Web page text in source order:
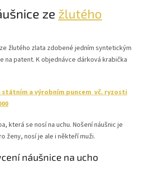
ze žlutého
žlutého zlata zdobené jedním syntetickým
na patent. K objednávce dárková krabička
státním a výrobním puncem vč. ryzosti
která se nosí na uchu. Nošení náušnic je
ženy, nosí je ale i někteří muži.
náušnice na ucho